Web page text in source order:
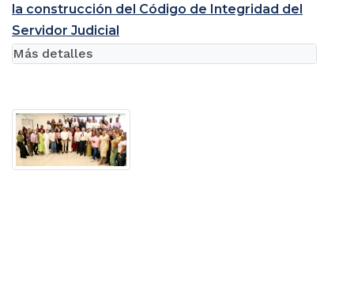
la construcción del Código de Integridad del
Servidor Judicial
Más detalles